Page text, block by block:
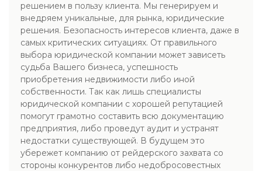
решением в пользу клиента. Мы генерируем и
внедряем уникальные, для рынка, юридические
решения. Безопасность интересов клиента, даже в
самых критических ситуациях. От правильного
выбора юридической компании может зависеть
судьба Вашего бизнеса, успешность
приобретения недвижимости либо иной
собственности. Так как лишь специалисты
юридической компании с хорошей репутацией
помогут грамотно составить всю документацию
предприятия, либо проведут аудит и устранят
недостатки существующей. В будущем это
убережет компанию от рейдерского захвата со
стороны конкурентов либо недобросовестных